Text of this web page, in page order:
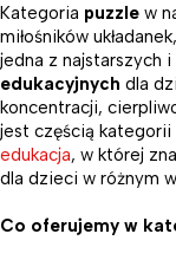
Kategoria puzzle w
miłośników
jedna z najstarszych
edukacyjnych dla
koncentracji,
jest częścią kategorii
edukacja, w której
dla dzieci w różnym
Co oferujemy w